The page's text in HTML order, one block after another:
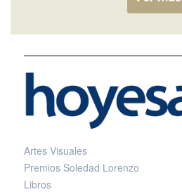
Artes Visuales
Premios Soledad Lorenzo
Libros